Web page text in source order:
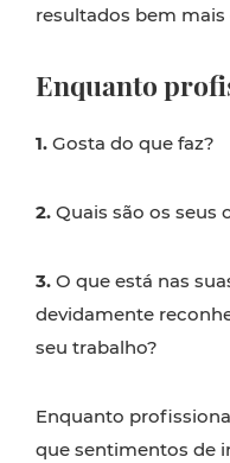
resultados bem
Enquanto
1. Gosta do que faz?
2. Quais são os seus
3. O que está nas
devidamente
seu trabalho?
Enquanto
que sentimentos de